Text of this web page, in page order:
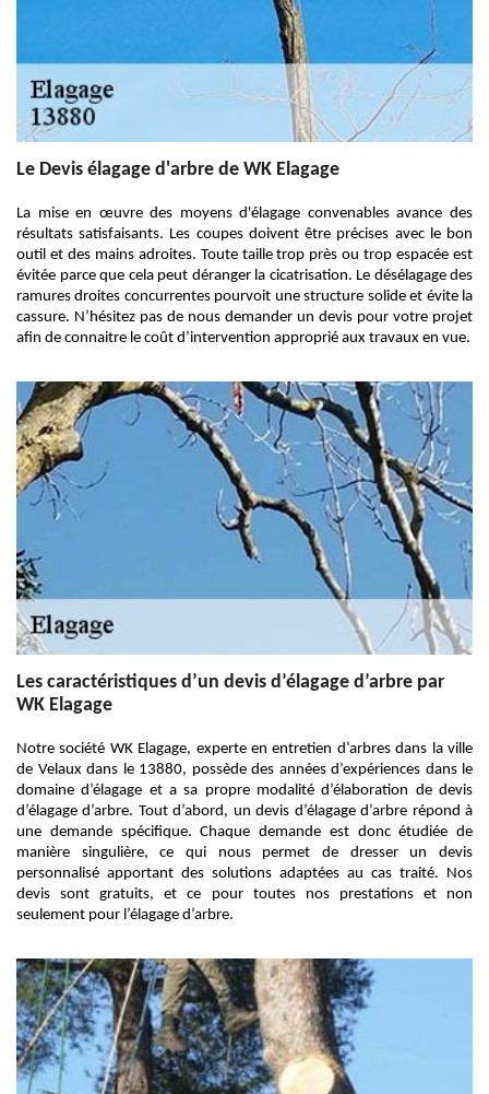
Le Devis élagage d'arbre de WK Elagage
La mise en œuvre des moyens d'élagage convenables avance des
résultats satisfaisants. Les coupes doivent être précises avec le bon
outil et des mains adroites. Toute taille trop près ou trop espacée est
évitée parce que cela peut déranger la cicatrisation. Le désélagage des
ramures droites concurrentes pourvoit une structure solide et évite la
cassure. N’hésitez pas de nous demander un devis pour votre projet
afin de connaitre le coût d’intervention approprié aux travaux en vue.
Les caractéristiques d’un devis d’élagage d’arbre par
WK Elagage
Notre société WK Elagage, experte en entretien d’arbres dans la ville
de Velaux dans le 13880, possède des années d’expériences dans le
domaine d’élagage et a sa propre modalité d’élaboration de devis
d’élagage d’arbre. Tout d’abord, un devis d’élagage d’arbre répond à
une demande spécifique. Chaque demande est donc étudiée de
manière singulière, ce qui nous permet de dresser un devis
personnalisé apportant des solutions adaptées au cas traité. Nos
devis sont gratuits, et ce pour toutes nos prestations et non
seulement pour l’élagage d’arbre.